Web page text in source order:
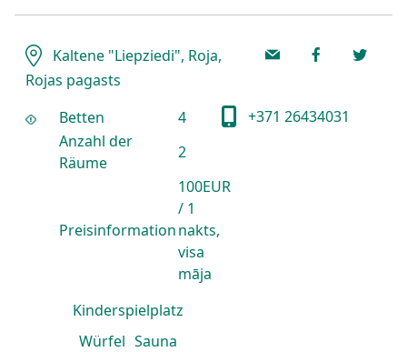
Kaltene "Liepziedi", Roja,
Rojas pagasts
Betten
4
Anzahl der
Räume
2
Preisinformation
100EUR
/ 1
nakts,
visa
māja
Kinderspielplatz
Würfel Sauna
+371 26434031